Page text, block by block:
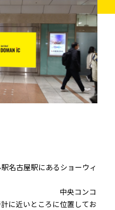
名古屋駅にあるショーウィ
コンコ
に近いところに位置してお